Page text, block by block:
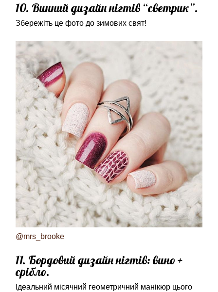
10. Винний дизайн нігтів “светрик”.
Збережіть це фото до зимових свят!
@mrs_brooke
11. Бордовий дизайн нігтів: вино +
срібло.
Ідеальний місячний геометричний манікюр цього